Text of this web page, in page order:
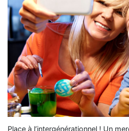
Place à l’intergénérationnel ! Un